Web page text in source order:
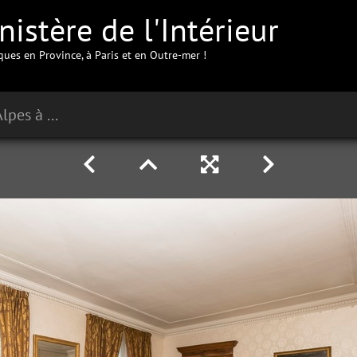
de l'Intérieur
en Province, à Paris et en Outre-mer !
Préfecture des Hautes-Alpes à Gap